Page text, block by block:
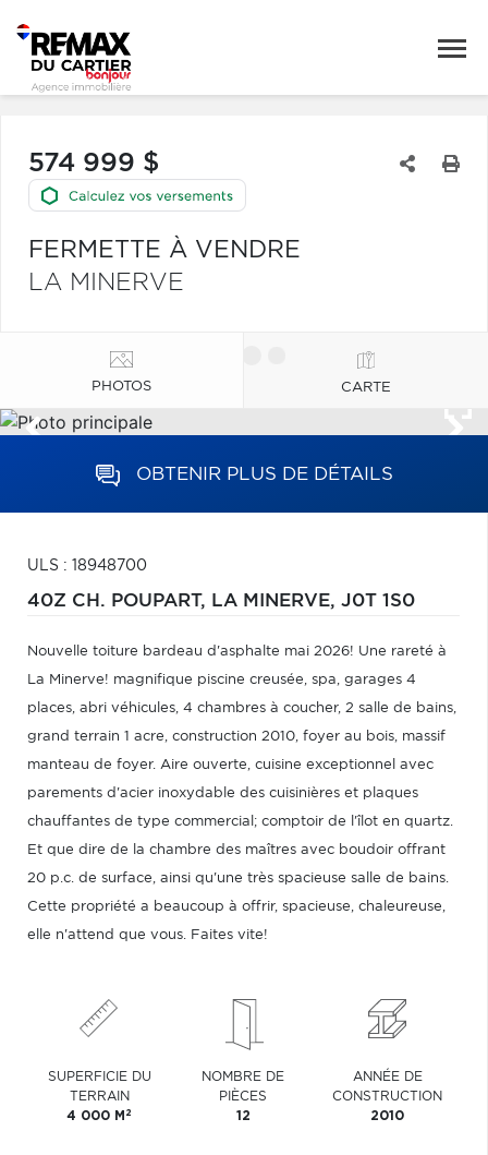
574 999 $
FERMETTE À VENDRE
LA MINERVE
PHOTOS CARTE
OBTENIR PLUS DE DÉTAILS
ULS : 18948700
40Z CH. POUPART, LA MINERVE, J0T 1S0
Nouvelle toiture bardeau d'asphalte mai 2026! Une rareté à
La Minerve! magnifique piscine creusée, spa, garages 4
places, abri véhicules, 4 chambres à coucher, 2 salle de bains,
grand terrain 1 acre, construction 2010, foyer au bois, massif
manteau de foyer. Aire ouverte, cuisine exceptionnel avec
parements d'acier inoxydable des cuisinières et plaques
chauffantes de type commercial; comptoir de l'îlot en quartz.
Et que dire de la chambre des maîtres avec boudoir offrant
20 p.c. de surface, ainsi qu'une très spacieuse salle de bains.
Cette propriété a beaucoup à offrir, spacieuse, chaleureuse,
elle n'attend que vous. Faites vite!
SUPERFICIE DU
TERRAIN
4 000 M 2
NOMBRE DE
PIÈCES
12
ANNÉE DE
CONSTRUCTION
2010